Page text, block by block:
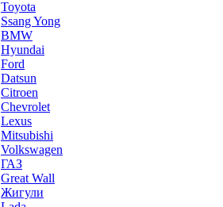
Toyota
Ssang Yong
BMW
Hyundai
Ford
Datsun
Citroen
Chevrolet
Lexus
Mitsubishi
Volkswagen
ГАЗ
Great Wall
Жигули